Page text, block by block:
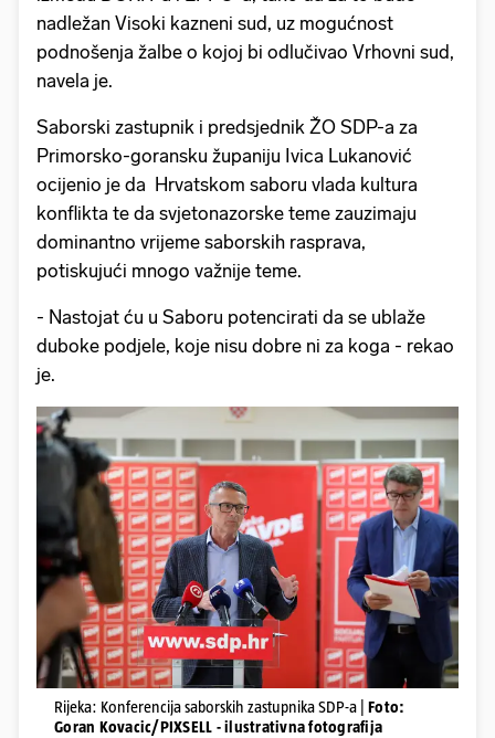
nadležan Visoki kazneni sud, uz mogućnost
podnošenja žalbe o kojoj bi odlučivao Vrhovni sud,
navela je.
Saborski zastupnik i predsjednik ŽO SDP-a za
Primorsko-goransku županiju Ivica Lukanović
ocijenio je da Hrvatskom saboru vlada kultura
konflikta te da svjetonazorske teme zauzimaju
dominantno vrijeme saborskih rasprava,
potiskujući mnogo važnije teme.
- Nastojat ću u Saboru potencirati da se ublaže
duboke podjele, koje nisu dobre ni za koga - rekao
je.
Rijeka: Konferencija saborskih zastupnika SDP-a | Foto:
Goran Kovacic/PIXSELL - ilustrativna fotografija